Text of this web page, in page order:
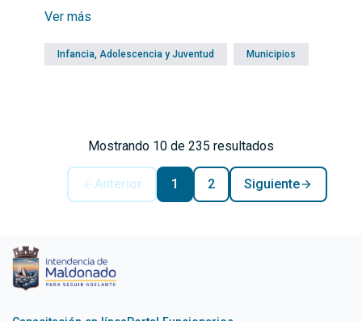
Ver más
Infancia, Adolescencia y Juventud Municipios
Mostrando 10 de 235 resultados
Anterior 1 2 Siguiente